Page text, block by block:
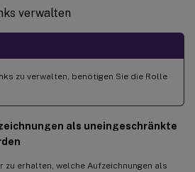
verwalten
zu verwalten, benötigen Sie die Rolle
als uneingeschränkte
zu erhalten, welche Aufzeichnungen als